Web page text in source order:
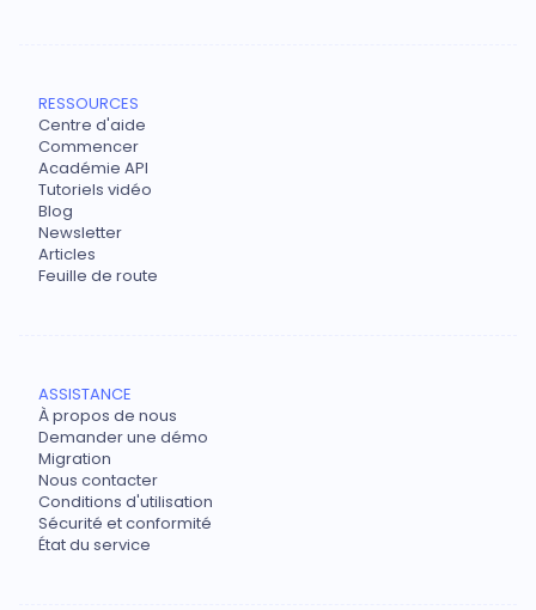
RESSOURCES
Centre d'aide
Commencer
Académie API
Tutoriels vidéo
Blog
Newsletter
Articles
Feuille de route
ASSISTANCE
À propos de nous
Demander une démo
Migration
Nous contacter
Conditions d'utilisation
Sécurité et conformité
État du service